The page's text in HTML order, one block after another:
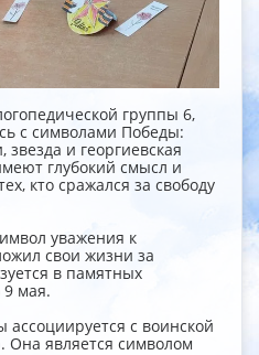
группы 6,
с символами Победы:
звезда и георгиевская
глубокий смысл и
кто сражался за свободу
уважения к
свои жизни за
в памятных
9 мая.
ассоциируется с воинской
Она является символом